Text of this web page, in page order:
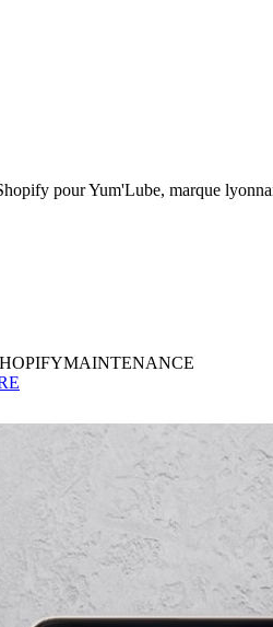
pour Yum'Lube, marque
MAINTENANCE